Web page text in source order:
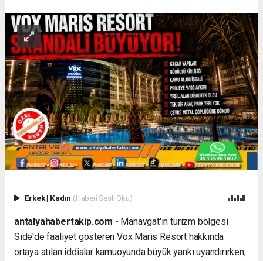
Erkek| Kadın (Haberi Sesli Oku)
antalyahabertakip.com - Manavgat'ın turizm bölgesi
Side'de faaliyet gösteren Vox Maris Resort hakkında
ortaya atılan iddialar kamuoyunda büyük yankı uyandırırken,